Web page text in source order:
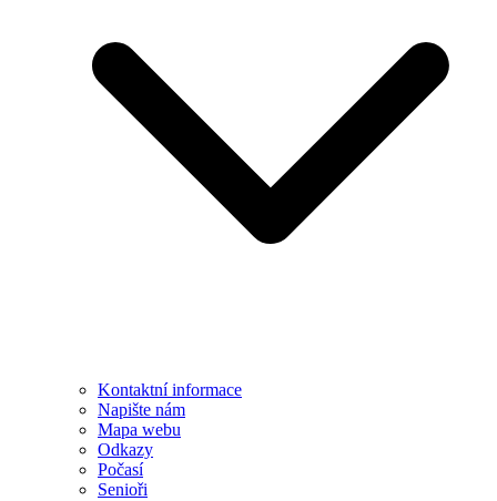
Kontaktní informace
Napište nám
Mapa webu
Odkazy
Počasí
Senioři